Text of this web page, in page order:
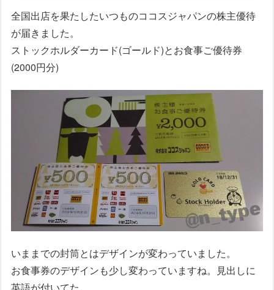
全国出店を果たしたいつものココスジャパンの株主優待
が届きました。
ストックホルダーカード(ゴールド)とお食事ご優待券
(2000円分)
いままでの封筒とはデザインが変わっていました。
お食事券のデザインも少し変わっていますね。見出しに